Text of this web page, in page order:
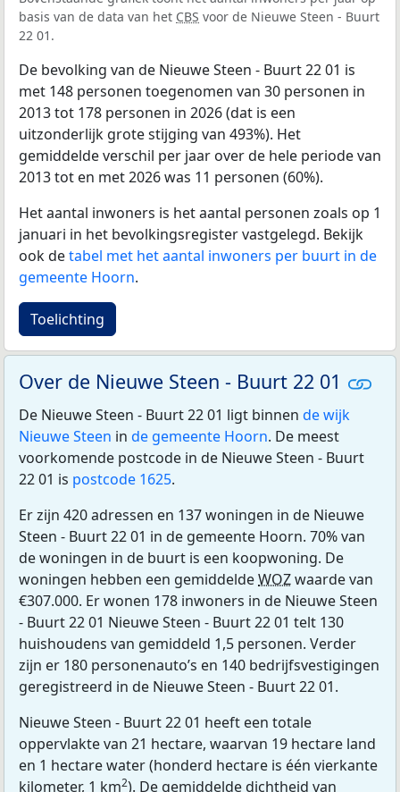
basis van de data van het CBS voor de Nieuwe Steen - Buurt
22 01.
De bevolking van de Nieuwe Steen - Buurt 22 01 is
met 148 personen toegenomen van 30 personen in
2013 tot 178 personen in 2026 (dat is een
uitzonderlijk grote stijging van 493%). Het
gemiddelde verschil per jaar over de hele periode van
2013 tot en met 2026 was 11 personen (60%).
Het aantal inwoners is het aantal personen zoals op 1
januari in het bevolkingsregister vastgelegd. Bekijk
ook detabel met het aantal inwoners per buurt in de
gemeente Hoorn.
Toelichting
Over de Nieuwe Steen - Buurt 22 01
De Nieuwe Steen - Buurt 22 01 ligt binnen de wijk
Nieuwe Steen in de gemeente Hoorn. De meest
voorkomende postcode in de Nieuwe Steen - Buurt
22 01 is postcode 1625.
Er zijn 420 adressen en 137 woningen in de Nieuwe
Steen - Buurt 22 01 in de gemeente Hoorn. 70% van
de woningen in de buurt is een koopwoning. De
woningen hebben een gemiddeldeWOZwaarde van
€307.000. Er wonen 178 inwoners in de Nieuwe Steen
- Buurt 22 01 Nieuwe Steen - Buurt 22 01 telt 130
huishoudens van gemiddeld 1,5 personen. Verder
zijn er 180 personenauto’s en 140 bedrijfsvestigingen
geregistreerd in de Nieuwe Steen - Buurt 22 01.
Nieuwe Steen - Buurt 22 01 heeft een totale
oppervlakte van 21 hectare, waarvan 19 hectare land
en 1 hectare water (honderd hectare is één vierkante
kilometer, 1 km2). De gemiddelde dichtheid van